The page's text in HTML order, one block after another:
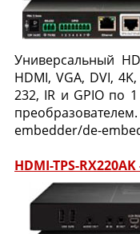
Универсальный
HDMI, VGA, DVI,
232, IR и GPIO по
embedder/de-
HDMI-TPS-